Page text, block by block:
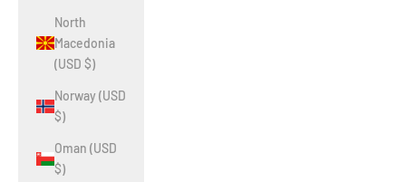
North
Macedonia
(USD $)
Norway (USD
$)
Oman (USD
$)